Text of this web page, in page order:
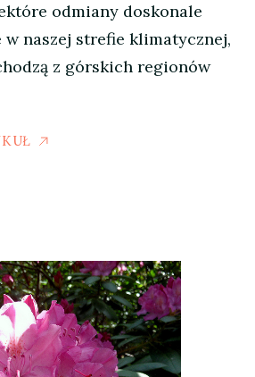
odmiany doskonale
w naszej strefie klimatycznej,
z górskich regionów